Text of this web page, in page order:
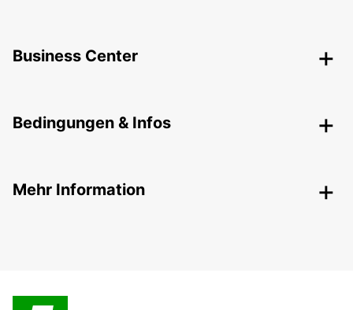
Business Center
Bedingungen & Infos
Mehr Information